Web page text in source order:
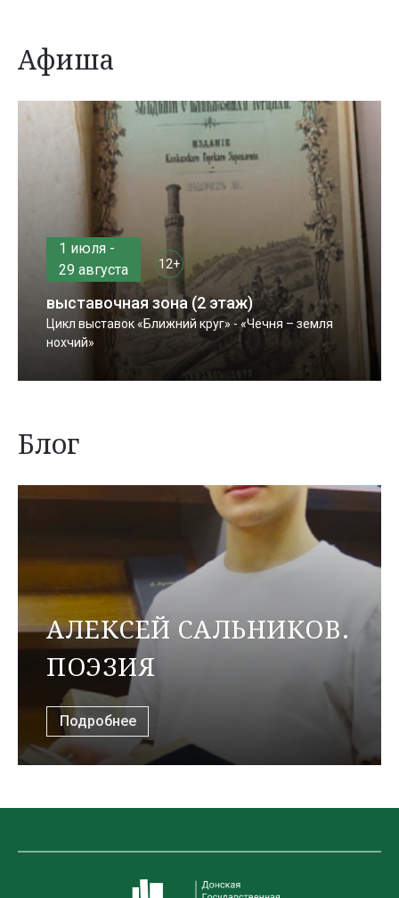
Афиша
1 июля -
29 августа
12+
выставочная зона (2 этаж)
Цикл выставок «Ближний круг» - «Чечня – земля
нохчий»
Блог
АЛЕКСЕЙ САЛЬНИКОВ.
ПОЭЗИЯ
Подробнее